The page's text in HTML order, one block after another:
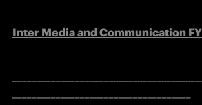
Inter Media and Communication